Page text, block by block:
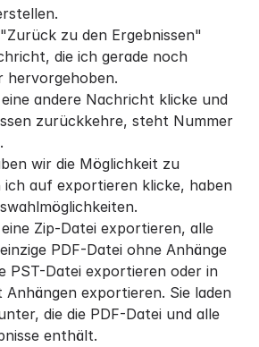
zu den Ergebnissen"
die ich gerade noch
hervorgehoben.
andere Nachricht klicke und
zurückkehre, steht Nummer
wir die Möglichkeit zu
ich auf exportieren klicke, haben
Zip-Datei exportieren, alle
PDF-Datei ohne Anhänge
PST-Datei exportieren oder in
Anhängen exportieren. Sie laden
die die PDF-Datei und alle
enthält.